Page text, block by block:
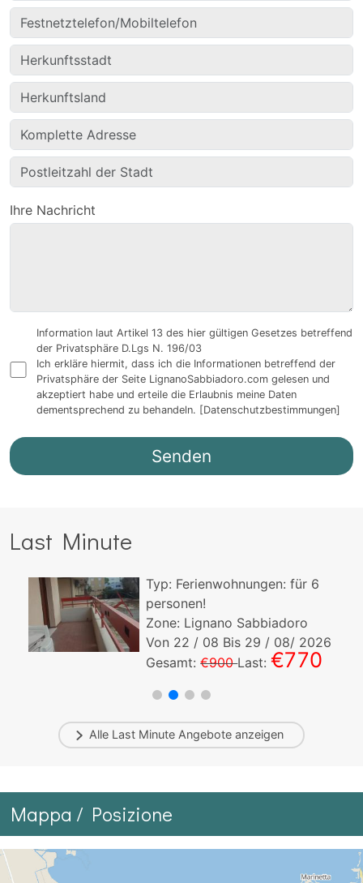
Ihre Nachricht
Information laut Artikel 13 des hier gültigen Gesetzes betreffend
der Privatsphäre D.Lgs N. 196/03
Ich erkläre hiermit, dass ich die Informationen betreffend der
Privatsphäre der Seite LignanoSabbiadoro.com gelesen und
akzeptiert habe und erteile die Erlaubnis meine Daten
dementsprechend zu behandeln. [Datenschutzbestimmungen]
Last Minute
Typ:Ferienwohnungen:für6
personen!
Zone: Lignano Sabbiadoro
Von22/ 08 Bis29/ 08/ 2026
Gesamt:€900Last:€770
Alle Last MinuteAngebote anzeigen
Mappa / Posizione